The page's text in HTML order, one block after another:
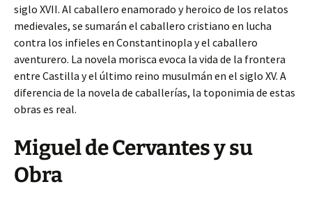
siglo XVII. Al caballero enamorado y heroico de los relatos
medievales, se sumarán el caballero cristiano en lucha
contra los infieles en Constantinopla y el caballero
aventurero. La novela morisca evoca la vida de la frontera
entre Castilla y el último reino musulmán en el siglo XV. A
diferencia de la novela de caballerías, la toponimia de estas
obras es real.
Miguel de Cervantes y su
Obra